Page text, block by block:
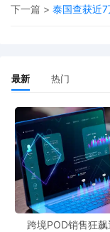
亚马逊在巴西的运
中部分解决方案由
市场特性。得益于
的跨越式发展：
物流中心数量从
单个中心建设周
下一篇 > 泰国查获近7
最新 热门
跨境POD销售狂飙